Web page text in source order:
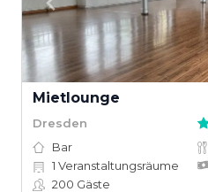
Mietlounge
Dresden
Bar
1 Veranstaltungsräume
200 Gäste